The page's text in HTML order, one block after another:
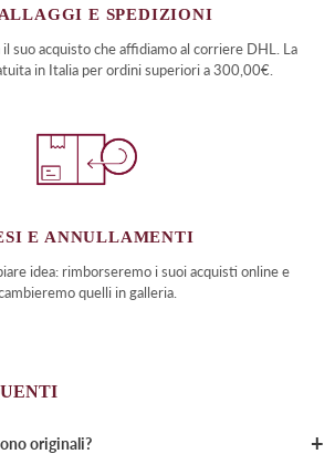
E SPEDIZIONI
suo acquisto che affidiamo al corriere DHL. La
in Italia per ordini superiori a 300,00€.
E ANNULLAMENTI
idea: rimborseremo i suoi acquisti online e
quelli in galleria.
originali?